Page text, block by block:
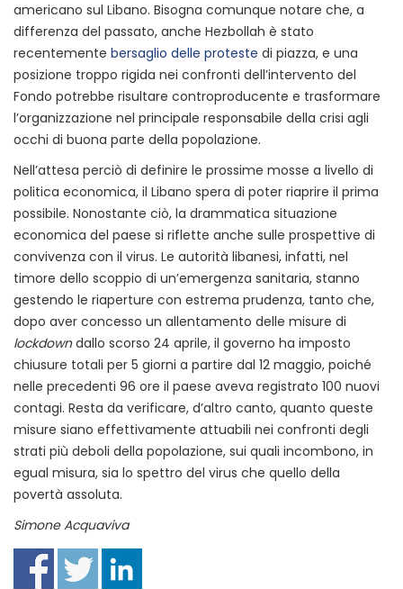
americano sul Libano. Bisogna comunque notare che, a
differenza del passato, anche Hezbollah è stato
recentemente bersaglio delle proteste di piazza, e una
posizione troppo rigida nei confronti dell’intervento del
Fondo potrebbe risultare controproducente e trasformare
l’organizzazione nel principale responsabile della crisi agli
occhi di buona parte della popolazione.
Nell’attesa perciò di definire le prossime mosse a livello di
politica economica, il Libano spera di poter riaprire il prima
possibile. Nonostante ciò, la drammatica situazione
economica del paese si riflette anche sulle prospettive di
convivenza con il virus. Le autorità libanesi, infatti, nel
timore dello scoppio di un’emergenza sanitaria, stanno
gestendo le riaperture con estrema prudenza, tanto che,
dopo aver concesso un allentamento delle misure di
lockdowndallo scorso 24 aprile, il governo ha imposto
chiusure totali per 5 giorni a partire dal 12 maggio, poiché
nelle precedenti 96 ore il paese aveva registrato 100 nuovi
contagi. Resta da verificare, d’altro canto, quanto queste
misure siano effettivamente attuabili nei confronti degli
strati più deboli della popolazione, sui quali incombono, in
egual misura, sia lo spettro del virus che quello della
povertà assoluta.
Simone Acquaviva